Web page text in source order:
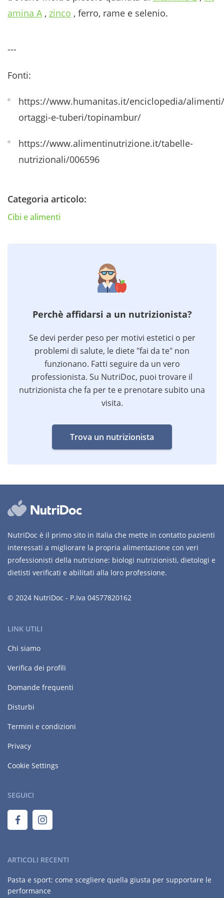
amina A, zinco , ferro, rame e selenio.
---
Fonti:
https://www.humanitas.it/enciclopedia/
ortaggi-e-tuberi/topinambur/
https://www.alimentinutrizione.it/tabelle-
nutrizionali/006596
Categoria articolo:
Cibi e alimenti
Perchè affidarsi a un nutrizionista?
Se devi perder peso per motivi estetici o per
problemi di salute, le diete "fai da te" non
funzionano. Fatti seguire da un vero
professionista. Su NutriDoc, puoi trovare il
nutrizionista che fa per te e prenotare subito una
visita.
Trova un nutrizionista
NutriDoc è il primo sito in Italia che mette in contatto pazienti
interessati a migliorare la propria alimentazione con veri
professionisti della nutrizione: biologi nutrizionisti, dietologi e
dietisti verificati e abilitati alla loro professione.
© 2024 NutriDoc - P.Iva 04577820162
LINK UTILI
Chi siamo
Verifica dei profili
Domande frequenti
Disturbi
Termini e condizioni
Privacy
Cookie Settings
SEGUICI
ARTICOLI RECENTI
Pasta e sport: come scegliere quella giusta per supportare le
performance